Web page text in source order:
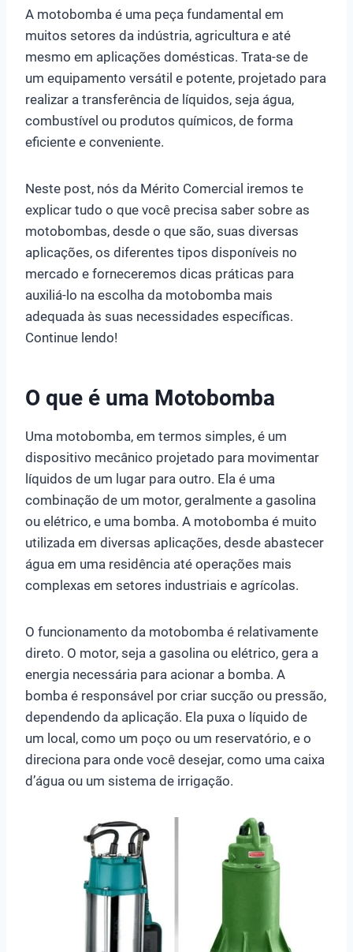
A motobomba é uma peça fundamental em
muitos setores da indústria, agricultura e até
mesmo em aplicações domésticas. Trata-se de
um equipamento versátil e potente, projetado para
realizar a transferência de líquidos, seja água,
combustível ou produtos químicos, de forma
eficiente e conveniente.
Neste post, nós da Mérito Comercial iremos te
explicar tudo o que você precisa saber sobre as
motobombas, desde o que são, suas diversas
aplicações, os diferentes tipos disponíveis no
mercado e forneceremos dicas práticas para
auxiliá-lo na escolha da motobomba mais
adequada às suas necessidades específicas.
Continue lendo!
O que é uma Motobomba
Uma motobomba, em termos simples, é um
dispositivo mecânico projetado para movimentar
líquidos de um lugar para outro. Ela é uma
combinação de um motor, geralmente a gasolina
ou elétrico, e uma bomba. A motobomba é muito
utilizada em diversas aplicações, desde abastecer
água em uma residência até operações mais
complexas em setores industriais e agrícolas.
O funcionamento da motobomba é relativamente
direto. O motor, seja a gasolina ou elétrico, gera a
energia necessária para acionar a bomba. A
bomba é responsável por criar sucção ou pressão,
dependendo da aplicação. Ela puxa o líquido de
um local, como um poço ou um reservatório, e o
direciona para onde você desejar, como uma caixa
d’água ou um sistema de irrigação.